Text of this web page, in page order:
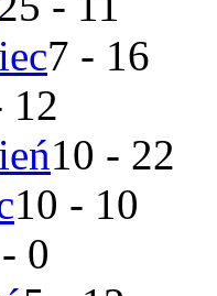
7 - 16
12
10 - 22
10 - 10
0